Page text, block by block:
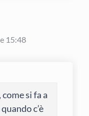
15:48
si fa a
c’è